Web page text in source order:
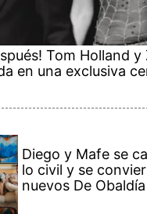
Tom Holland y
en una exclusiva
Diego y Mafe se
lo civil y se
nuevos De Obaldía